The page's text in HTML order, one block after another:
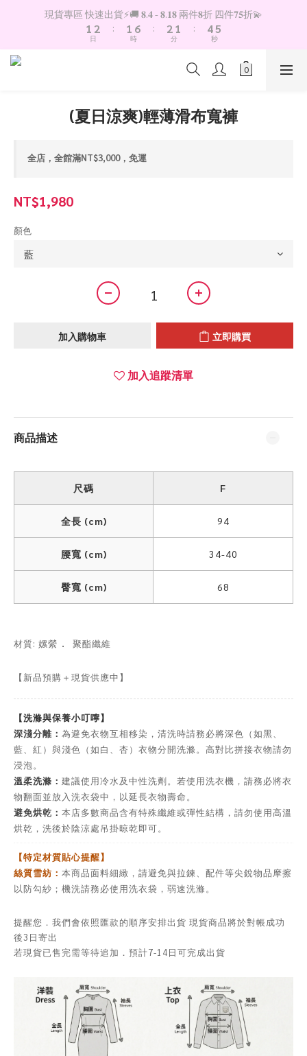
現貨專區 快速出貨⚡️🚚 𝟖.𝟒 - 𝟖.𝟏𝟖 兩件𝟖折 四件𝟕𝟓折💫
2
1
0
3
2
1
日
:
2
1
0
7
6
5
0
時
:
3
2
1
2
1
0
分
:
5
4
3
1
6
5
4
2
秒
(夏日涼爽)輕薄滑布寬褲
全店，全館滿NT$3,000，免運
NT$1,980
顏色
加入購物車 立即購買
加入追蹤清單
商品描述
尺碼 F
全長 (cm) 94
腰寬 (cm) 34-40
臀寬 (cm) 68
材質: 嫘縈 ． 聚酯纖維
【新品預購＋現貨供應中】
【洗滌與保養小叮嚀】
深淺分離： 為避免衣物互相移染，清洗時請務必將深色（如黑、
藍、紅）與淺色（如白、杏）衣物分開洗滌。高對比拼接衣物請勿
浸泡。
溫柔洗滌： 建議使用冷水及中性洗劑。若使用洗衣機，請務必將衣
物翻面並放入洗衣袋中，以延長衣物壽命。
避免烘乾： 本店多數商品含有特殊纖維或彈性結構，請勿使用高溫
烘乾，洗後於陰涼處吊掛晾乾即可。
【特定材質貼心提醒】
絲質雪紡： 本商品面料細緻，請避免與拉鍊、配件等尖銳物品摩擦
以防勾紗；機洗請務必使用洗衣袋，弱速洗滌。
提醒您．我們會依照匯款的順序安排出貨 現貨商品將於對帳成功
後3日寄出
若現貨已售完需等待追加．預計7-14日可完成出貨